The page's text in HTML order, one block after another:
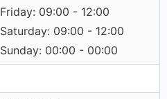
Friday: 09:00 - 12:00
Saturday: 09:00 - 12:00
Sunday: 00:00 - 00:00